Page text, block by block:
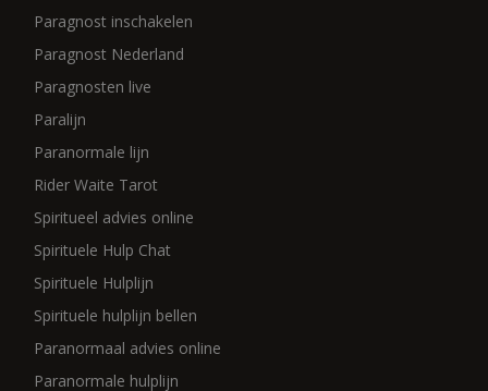
Paragnost inschakelen
Paragnost Nederland
Paragnosten live
Paralijn
Paranormale lijn
Rider Waite Tarot
Spiritueel advies online
Spirituele Hulp Chat
Spirituele Hulplijn
Spirituele hulplijn bellen
Paranormaal advies online
Paranormale hulplijn